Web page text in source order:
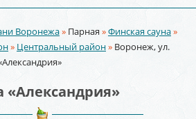
Воронежа» Парная»Финская сауна»
» Центральный район» Воронеж, ул.
«Александрия»